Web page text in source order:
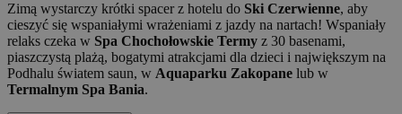
Zimą wystarczy krótki spacer z hotelu do Ski Czerwienne, aby
cieszyć się wspaniałymi wrażeniami z jazdy na nartach! Wspaniały
relaks czeka w Spa Chochołowskie Termy z 30 basenami,
piaszczystą plażą, bogatymi atrakcjami dla dzieci i największym na
Podhalu światem saun, w Aquaparku Zakopane lub w
Termalnym Spa Bania.